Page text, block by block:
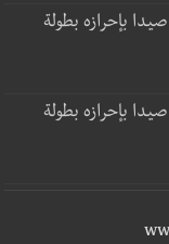
بإحرازه بطولة
بإحرازه بطولة